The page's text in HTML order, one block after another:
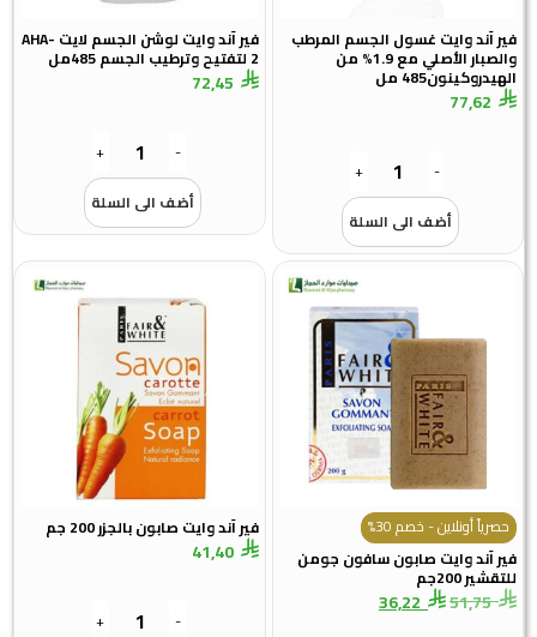
فير آند وايت غسول الجسم المرطب
والصبار الأصلي مع 1.9% من
الهيدروكينون485 مل
77,62
-
+
أضف الى السلة
فير آند وايت لوشن الجسم لايت AHA-
2 لتفتيح وترطيب الجسم 485مل
72,45
-
+
أضف الى السلة
حصرياً أونلاين - خصم 30%
فير آند وايت صابون سافون جومن
للتقشير 200جم
51,75
36,22
فير آند وايت صابون بالجزر 200 جم
41,40
-
+